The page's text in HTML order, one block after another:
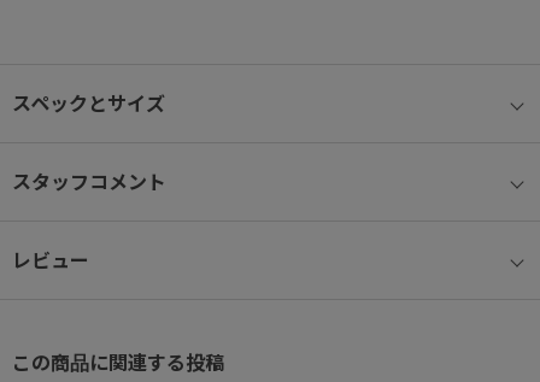
ペットボトルや折りたたみ傘等が収納可能なボトルホルダーつき
背面には出し入れしやすいポケット
スーツケースなどのプルドライブハンドルに固定し、走行時にバッ
スペックとサイズ
スタッフコメント
レビュー
この商品に関連する投稿